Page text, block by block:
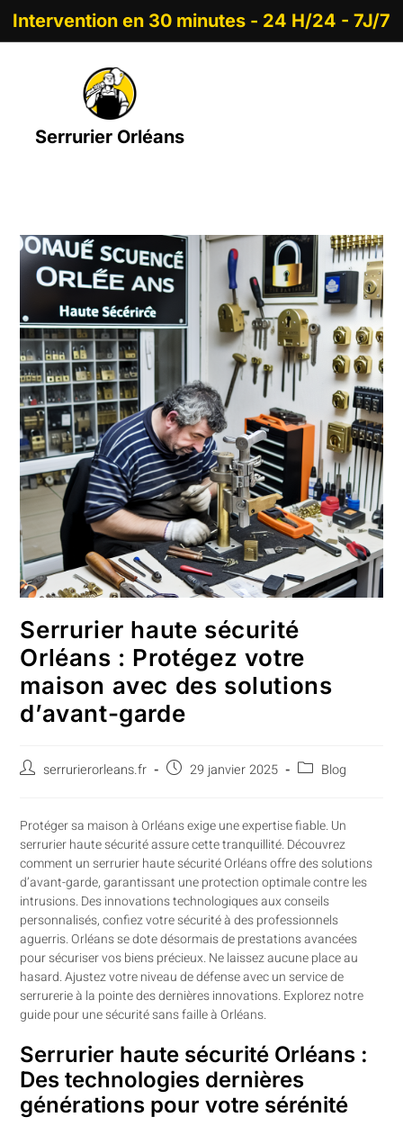
Intervention en 30 minutes - 24 H/24 - 7J/7
Serrurier Orléans
Serrurier haute sécurité
Orléans : Protégez votre
maison avec des solutions
d’avant-garde
serrurierorleans.fr 29 janvier 2025 Blog
Protéger sa maison à Orléans exige une expertise fiable. Un
serrurier haute sécurité assure cette tranquillité. Découvrez
comment un serrurier haute sécurité Orléans offre des solutions
d’avant-garde, garantissant une protection optimale contre les
intrusions. Des innovations technologiques aux conseils
personnalisés, confiez votre sécurité à des professionnels
aguerris. Orléans se dote désormais de prestations avancées
pour sécuriser vos biens précieux. Ne laissez aucune place au
hasard. Ajustez votre niveau de défense avec un service de
serrurerie à la pointe des dernières innovations. Explorez notre
guide pour une sécurité sans faille à Orléans.
Serrurier haute sécurité Orléans :
Des technologies dernières
générations pour votre sérénité